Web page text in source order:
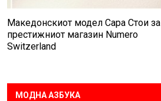
Македонскиот модел Сара Стои за
престижниот магазин Numero
Switzerland
МОДНА АЗБУКА